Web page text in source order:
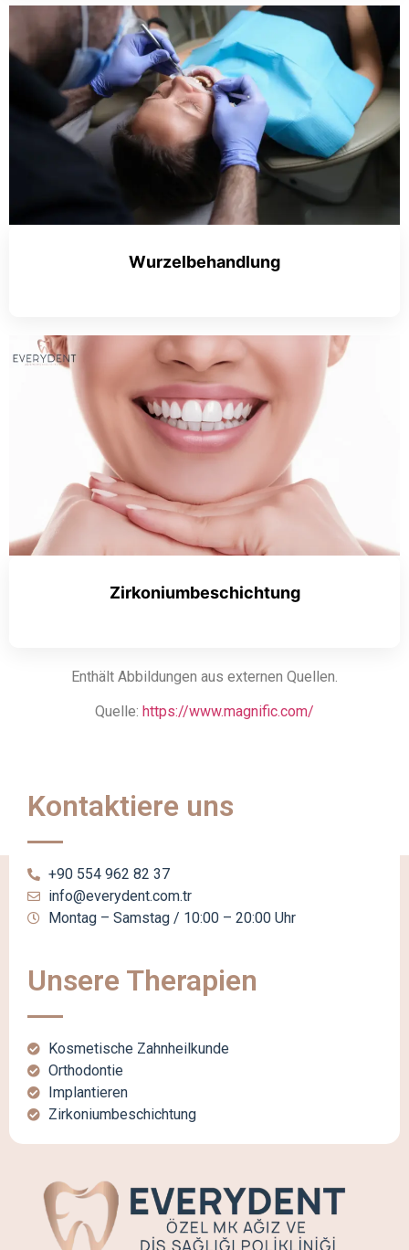
Wurzelbehandlung
Zirkoniumbeschichtung
Enthält Abbildungen aus externen Quellen.
Quelle: https://www.magnific.com/
Kontaktiere uns
+90 554 962 82 37
info@everydent.com.tr
Montag – Samstag / 10:00 – 20:00 Uhr
Unsere Therapien
Kosmetische Zahnheilkunde
Orthodontie
Implantieren
Zirkoniumbeschichtung